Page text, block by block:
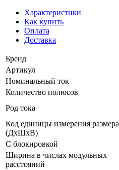
Характеристики
Как купить
Оплата
Доставка
Бренд
Артикул
Номинальный ток
Количество полюсов
Род тока
Код единицы измерения размера
(ДхШхВ)
С блокировкой
Ширина в числах модульных
расстояний